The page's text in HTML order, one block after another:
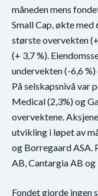
måneden mens
Small Cap, økte med
største overvekten
(+ 3,7 %).
undervekten (-6,6
På selskapsnivå var
Medical (2,3%) og
overvektene.
utvikling i løpet av
og Borregaard ASA.
AB, Cantargia AB
Fondet gjorde ingen